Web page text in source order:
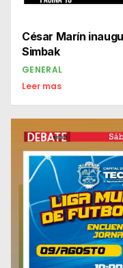
César Marín
Simbak
GENERAL
Leer mas